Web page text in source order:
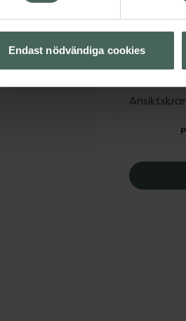
Endast nödvändiga cookies4.5 av 5 i